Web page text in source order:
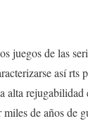
juegos de las
así rts
alta rejugabilidad
de años de